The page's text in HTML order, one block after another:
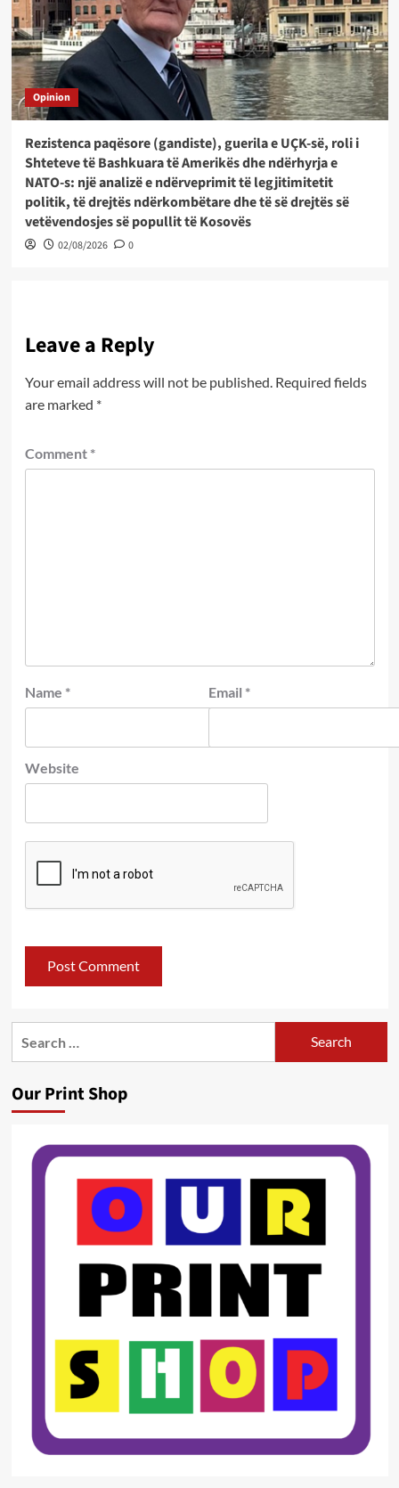
Opinion
Rezistenca paqësore (gandiste), guerila e UÇK-së, roli i
Shteteve të Bashkuara të Amerikës dhe ndërhyrja e
NATO-s: një analizë e ndërveprimit të legjitimitetit
politik, të drejtës ndërkombëtare dhe të së drejtës së
vetëvendosjes së popullit të Kosovës
02/08/2026 0
Leave a Reply
Your email address will not be published. Required fields
are marked *
Comment *
Name * Email *
Website
Our Print Shop